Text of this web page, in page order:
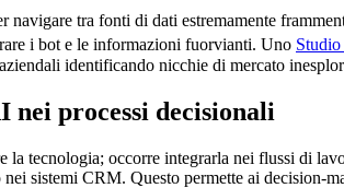
navigare tra fonti di dati estremamente
i bot e le informazioni fuorvianti. Uno
identificando nicchie di mercato
processi decisionali
la tecnologia; occorre integrarla nei flussi di
sistemi CRM. Questo permette ai decision-